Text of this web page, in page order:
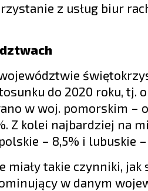
z usług biur
do 2020 roku,
w woj. pomorskim – o
Z kolei najbardziej na
– 8,5% i lubuskie
miały takie czynniki,
w danym